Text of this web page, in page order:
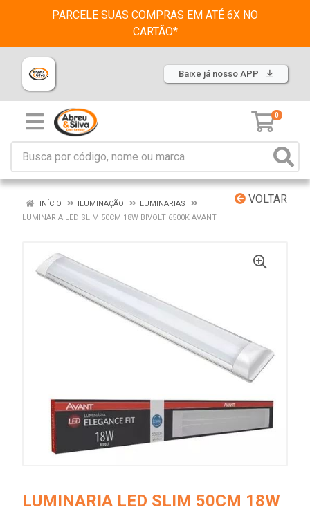
PARCELE SUAS COMPRAS EM ATÉ 6X NO
CARTÃO*
Baixe já nosso APP
0
VOLTAR
INÍCIO ILUMINAÇÃO
LUMINARIAS
LUMINARIA LED SLIM 50CM 18W BIVOLT 6500K AVANT
LUMINARIA LED SLIM 50CM 18W